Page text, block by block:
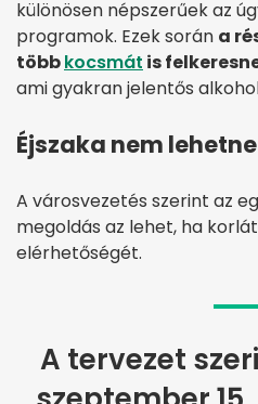
különösen népszerűek az
programok. Ezek során a
többkocsmát is
ami gyakran jelentős
Éjszaka nem
A városvezetés szerint az
megoldás az lehet, ha
elérhetőségét.
A tervezet